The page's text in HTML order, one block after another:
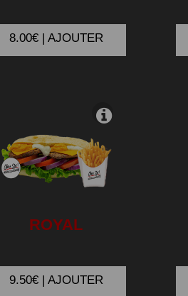
8.00€ | AJOUTER
ROYAL
9.50€ | AJOUTER